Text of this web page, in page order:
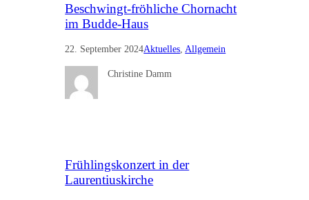
Beschwingt-fröhliche Chornacht
im Budde-Haus
22. September 2024Aktuelles Allgemein
Christine Damm
Frühlingskonzert in der
Laurentiuskirche